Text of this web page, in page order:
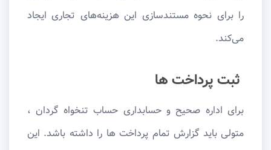
را برای نحوه مستندسازی این هزینه‌های تجاری ایجاد
می‌کند.
ثبت پرداخت ها
برای اداره صحیح و حسابداری حساب تنخواه گردان ،
متولی باید گزارش تمام پرداخت ها را داشته باشد. این